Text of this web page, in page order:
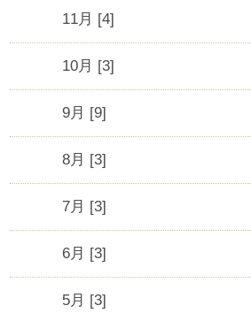
11月 [4]
10月 [3]
9月 [9]
8月 [3]
7月 [3]
6月 [3]
5月 [3]